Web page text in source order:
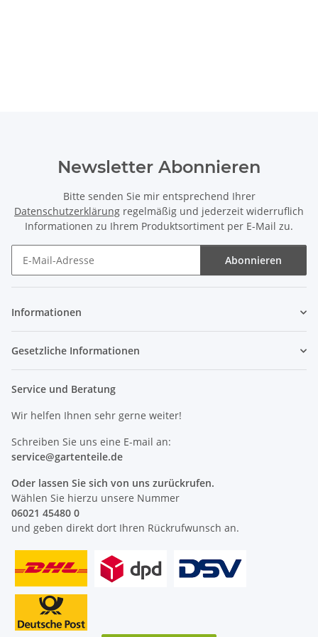
Newsletter Abonnieren
Bitte senden Sie mir entsprechend Ihrer
Datenschutzerklärung regelmäßig und jederzeit widerruflich
Informationen zu Ihrem Produktsortiment per E-Mail zu.
Abonnieren
Informationen
Gesetzliche Informationen
Service und Beratung
Wir helfen Ihnen sehr gerne weiter!
Schreiben Sie uns eine E-mail an:
service@gartenteile.de
Oder lassen Sie sich von uns zurückrufen.
Wählen Sie hierzu unsere Nummer
06021 45480 0
und geben direkt dort Ihren Rückrufwunsch an.